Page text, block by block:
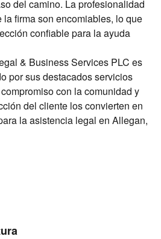
del camino. La profesionalidad
firma son encomiables, lo que
confiable para la ayuda
& Business Services PLC es
por sus destacados servicios
con la comunidad y
del cliente los convierten en
la asistencia legal en Allegan,